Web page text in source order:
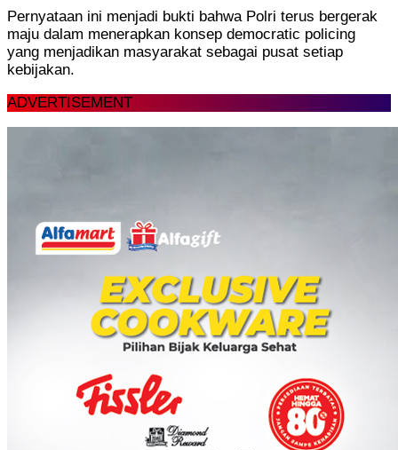
Pernyataan ini menjadi bukti bahwa Polri terus bergerak
maju dalam menerapkan konsep democratic policing
yang menjadikan masyarakat sebagai pusat setiap
kebijakan.
ADVERTISEMENT